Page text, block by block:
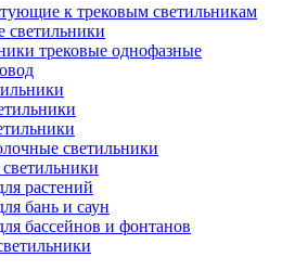
к трековым светильникам
светильники
трековые однофазные
светильники
растений
бань и саун
бассейнов и фонтанов